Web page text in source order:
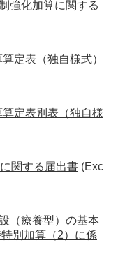
強化加算に関する
定表（独自様式）
定表別表（独自様
関する届出書 (Exc
（療養型）の基本
別加算（2）に係